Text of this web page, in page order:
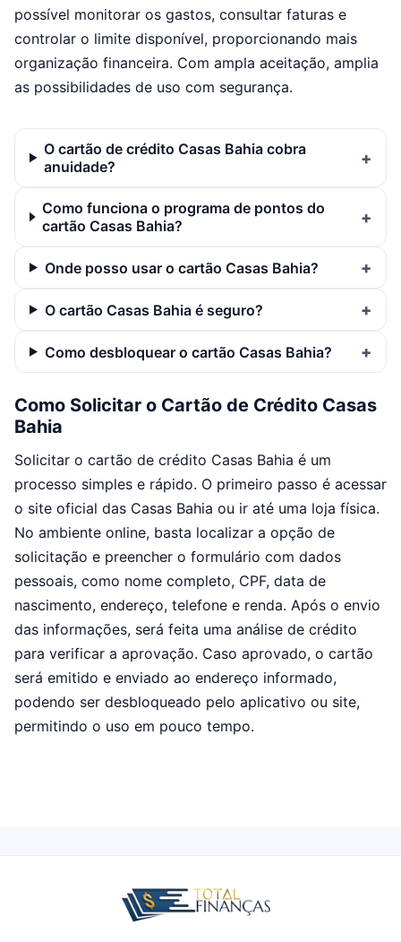
possível monitorar os gastos, consultar faturas e
controlar o limite disponível, proporcionando mais
organização financeira. Com ampla aceitação, amplia
as possibilidades de uso com segurança.
O cartão de crédito Casas Bahia cobra
anuidade?
Como funciona o programa de pontos do
cartão Casas Bahia?
Onde posso usar o cartão Casas Bahia?
O cartão Casas Bahia é seguro?
Como desbloquear o cartão Casas Bahia?
Como Solicitar o Cartão de Crédito Casas
Bahia
Solicitar o cartão de crédito Casas Bahia é um
processo simples e rápido. O primeiro passo é acessar
o site oficial das Casas Bahia ou ir até uma loja física.
No ambiente online, basta localizar a opção de
solicitação e preencher o formulário com dados
pessoais, como nome completo, CPF, data de
nascimento, endereço, telefone e renda. Após o envio
das informações, será feita uma análise de crédito
para verificar a aprovação. Caso aprovado, o cartão
será emitido e enviado ao endereço informado,
podendo ser desbloqueado pelo aplicativo ou site,
permitindo o uso em pouco tempo.